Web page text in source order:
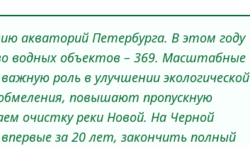
акваторий Петербурга. В этом году
водных объектов – 369. Масштабные
роль в улучшении экологической
повышают пропускную
очистку реки Новой. На Черной
за 20 лет, закончить полный